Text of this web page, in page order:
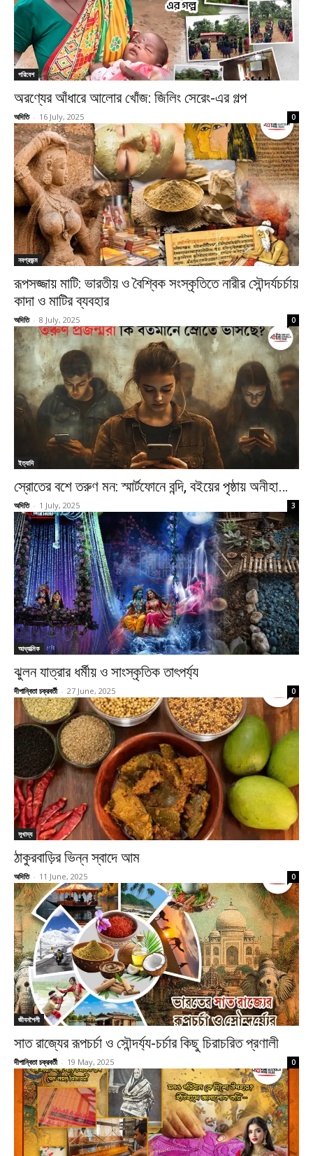
পরিবেশ
অরণ্যের আঁধারে আলোর খোঁজ: জিলিং সেরেং-এর গল্প
অদিতি - 16 July, 2025 0
নবপ্রজন্ম
রূপসজ্জায় মাটি: ভারতীয় ও বৈশ্বিক সংস্কৃতিতে নারীর সৌন্দর্যচর্চায়
কাদা ও মাটির ব্যবহার
অদিতি - 8 July, 2025 0
ইত্যাদি
স্রোতের বশে তরুণ মন: স্মার্টফোনে বন্দি, বইয়ের পৃষ্ঠায় অনীহা…
অদিতি - 1 July, 2025 3
আধ্যাত্মিক
ঝুলন যাত্রার ধর্মীয় ও সাংস্কৃতিক তাৎপর্য্য
দীপান্বিতা চক্রবর্তী - 27 June, 2025 0
সুখাদ্য
ঠাকুরবাড়ির ভিন্ন স্বাদে আম
অদিতি - 11 June, 2025 0
জীবনশৈলী
সাত রাজ্যের রূপচর্চা ও সৌন্দর্য্য-চর্চার কিছু চিরাচরিত প্রণালী
দীপান্বিতা চক্রবর্তী - 19 May, 2025 0